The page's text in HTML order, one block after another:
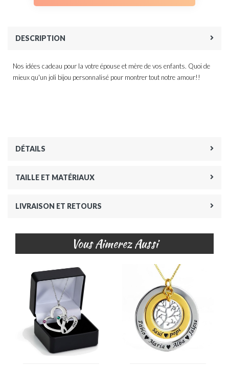
DESCRIPTION
Nos idées cadeau pour la votre épouse et mère de vos enfants. Quoi de
mieux qu'un joli bijou personnalisé pour montrer tout notre amour!!
DÉTAILS
TAILLE ET MATÉRIAUX
LIVRAISON ET RETOURS
Vous Aimerez Aussi